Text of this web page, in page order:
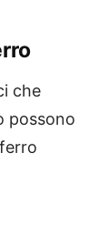
che
possono